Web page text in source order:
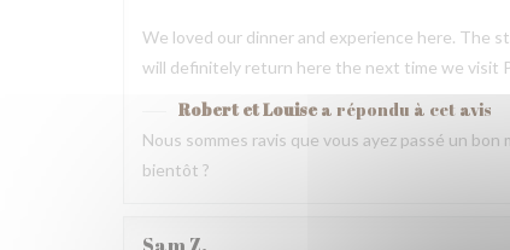
We loved our dinner and experience here. The
will definitely return here the next time we visit
Robert et Louise a répondu à cet avis
Nous sommes ravis que vous ayez passé un
bientôt ?